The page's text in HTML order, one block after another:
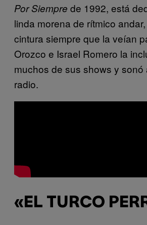
Por Siempre de 1992, está
linda morena de rítmico
cintura siempre que la veían
Orozco e Israel Romero la
muchos de sus shows y sonó
radio.
«EL TURCO